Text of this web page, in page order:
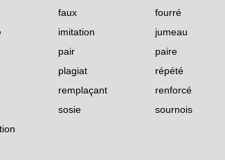
faux fourré
imitation jumeau
pair paire
plagiat répété
remplaçant renforcé
sosie sournois